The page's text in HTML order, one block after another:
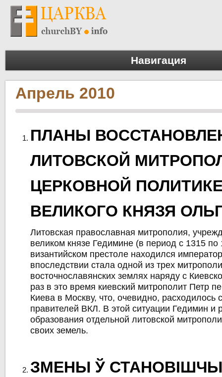
Навигация
Апрель 2010
ПЛАНЫ
ЛИТОВСКОЙ
ЦЕРКОВНОЙ
ВЕЛИКОГО КНЯЗЯ
Литовская православная митрополия,
великом князе Гедимине (в период с 1315 по
византийском престоле находился
впоследствии стала одной из трех
восточнославянских землях наряду с
раз в это время киевский митрополит Петр
Киева в Москву, что, очевидно, расходилось
правителей ВКЛ. В этой ситуации Гедимин и
образования отдельной литовской
своих земель.
ЗМЕНЫ Ў